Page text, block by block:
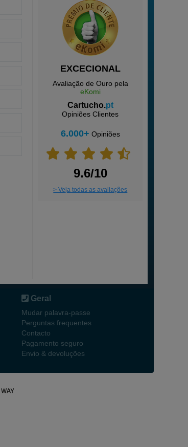
EXCECIONAL
Avaliação de Ouro pela
eKomi
Cartucho.pt
Opiniões Clientes
6.000+ Opiniões
9.6/10
> Veja todas as avaliações
Geral
Mudar palavra-passe
Perguntas frequentes
Contacto
Pagamento seguro
Envio & devoluções